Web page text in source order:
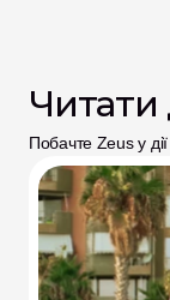
Читати
Побачте Zeus у